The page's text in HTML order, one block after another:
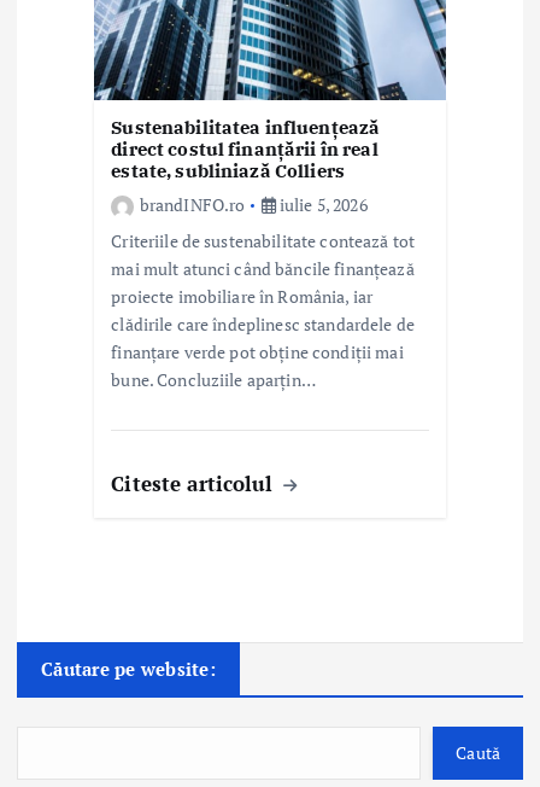
Sustenabilitatea influențează
direct costul finanțării în real
estate, subliniază Colliers
brandINFO.ro
iulie 5, 2026
Criteriile de sustenabilitate contează tot
mai mult atunci când băncile finanțează
proiecte imobiliare în România, iar
clădirile care îndeplinesc standardele de
finanțare verde pot obține condiții mai
bune. Concluziile aparțin…
Citeste articolul
Căutare pe website:
Caută